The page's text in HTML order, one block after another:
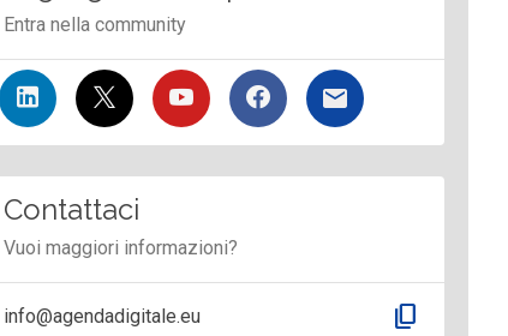
Entra nella community
Contattaci
Vuoi maggiori informazioni?
info@agendadigitale.eu content_copy